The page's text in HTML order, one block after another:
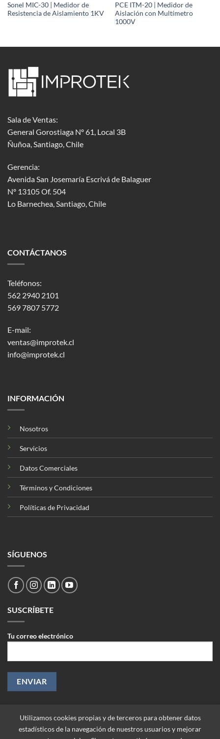
Sonel MIC-30 | Medidor de
Resistencia de Aislamiento 1KV
PCE ITM-20 | Medidor de
Aislación con Multímetro
1000V
Sala de Ventas:
General Gorostiaga Nº 61, Local 3B
Ñuñoa, Santiago, Chile
Gerencia:
Avenida San Josemaría Escrivá de Balaguer
Nº 13105 Of. 504
Lo Barnechea , Santiago, Chile
CONTÁCTANOS
Teléfonos:
562 2940 2101
569 7807 5772
E-mail:
ventas@improtek.cl
info@improtek.cl
INFORMACIÓN
Nosotros
Servicios
Datos Comerciales
Términos y Condiciones
Políticas de Privacidad
SÍGUENOS
SUSCRÍBETE
Tu correo electrónico
Utilizamos cookies propias y de terceros para obtener datos
estadísticos de la navegación de nuestros usuarios y mejorar